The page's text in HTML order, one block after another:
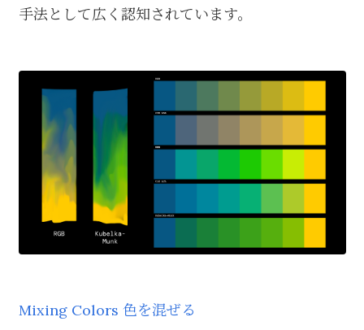
手法として広く認知されています。
Mixing Colors 色を混ぜる